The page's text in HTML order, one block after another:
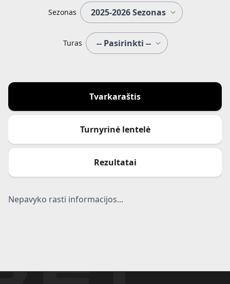
Sezonas
Turas
Tvarkaraštis
Turnyrinė lentelė
Rezultatai
Nepavyko rasti informacijos...